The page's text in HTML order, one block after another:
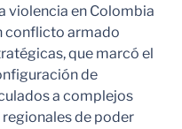
violencia en Colombia
conflicto armado
que marcó el
de
a complejos
de poder